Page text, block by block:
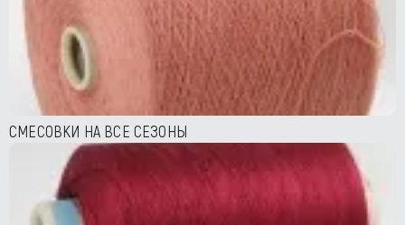
СМЕСОВКИ НА ВСЕ СЕЗОНЫ